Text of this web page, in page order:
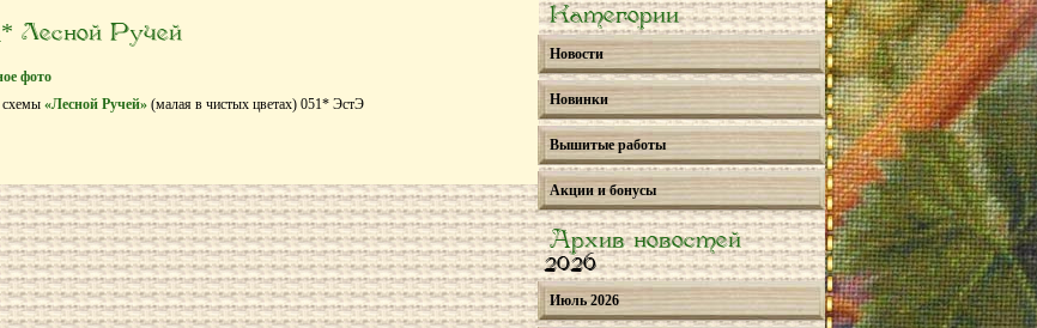
Лесной Ручей
фото
схемы «Лесной Ручей» (малая в чистых цветах) 051* ЭстЭ
Категории
Новости
Новинки
Вышитые работы
Акции и бонусы
Архив новостей
2026
Июль 2026